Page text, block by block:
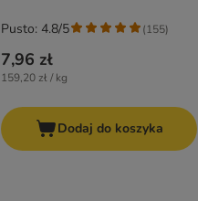
7,96 zł
159,20 zł / kg
Pusto: 4.8/5 (155)
Dodaj do koszyka